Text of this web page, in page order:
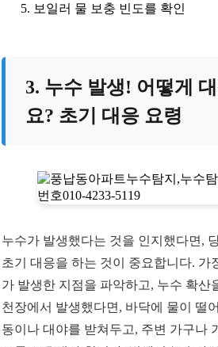
보일러 물 보충 빈도를 확인
3. 누수 발생! 어떻게
요? 초기 대응 요령
누수가 발생했다는 것을 인지했다면,
초기 대응을 하는 것이 중요합니다. 가
가 발생한 지점을 파악하고, 누수 확산
천장에서 발생했다면, 바닥에 물이 떨
동이나 대야를 받쳐두고, 주변 가구나